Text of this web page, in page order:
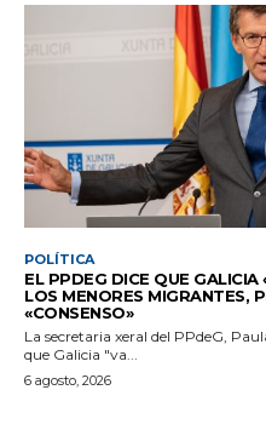
POLÍTICA
EL PPDEG DICE QUE GALICIA
LOS MENORES MIGRANTES,
«CONSENSO»
La secretaria xeral del PPdeG,
que Galicia "va...
6 agosto, 2026